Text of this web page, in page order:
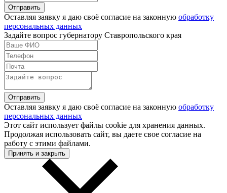
Оставляя заявку я даю своё согласие на законную обработку
персональных данных
Задайте вопрос губернатору Ставропольского края
Оставляя заявку я даю своё согласие на законную обработку
персональных данных
Этот сайт использует файлы cookie для хранения данных.
Продолжая использовать сайт, вы даете свое согласие на
работу с этими файлами.
Принять и закрыть